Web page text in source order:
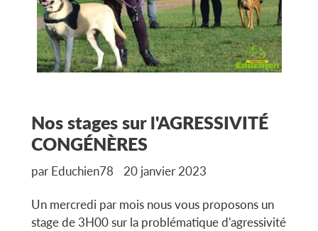
Nos stages sur l'AGRESSIVITÉ
CONGÉNÈRES
par Educhien78 20 janvier 2023
Un mercredi par mois nous vous proposons un
stage de 3H00 sur la problématique d'agressivité